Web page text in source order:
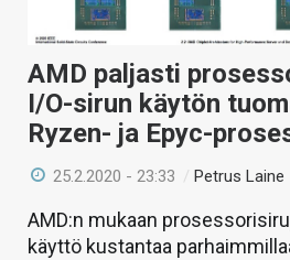
AMD paljasti
I/O-sirun käytön
Ryzen- ja Epyc-
25.2.2020 - 23:33 / Petrus Laine
AMD:n mukaan
käyttö kustantaa